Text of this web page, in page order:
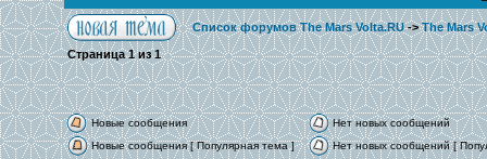
Список форумов The Mars Volta.RU->The Mars
Страница1из1
Новые сообщения
Нет новых сообщений
Новые сообщения [ Популярная тема ]
Нет новых сообщений [